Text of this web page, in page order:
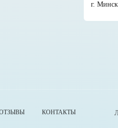
г.
КОНТАКТЫ